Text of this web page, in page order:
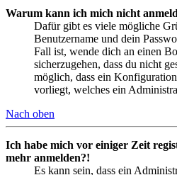
Warum kann ich mich nicht
Dafür gibt es viele mögliche
Benutzername und dein
Fall ist, wende dich an einen
sicherzugehen, dass du nicht
möglich, dass ein
vorliegt, welches ein
Nach oben
Ich habe mich vor einiger Zeit
mehr anmelden?!
Es kann sein, dass ein